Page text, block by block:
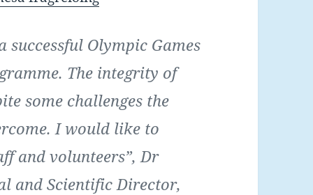
successful Olympic Games
The integrity of
some challenges the
I would like to
and volunteers”, Dr
and Scientific Director,